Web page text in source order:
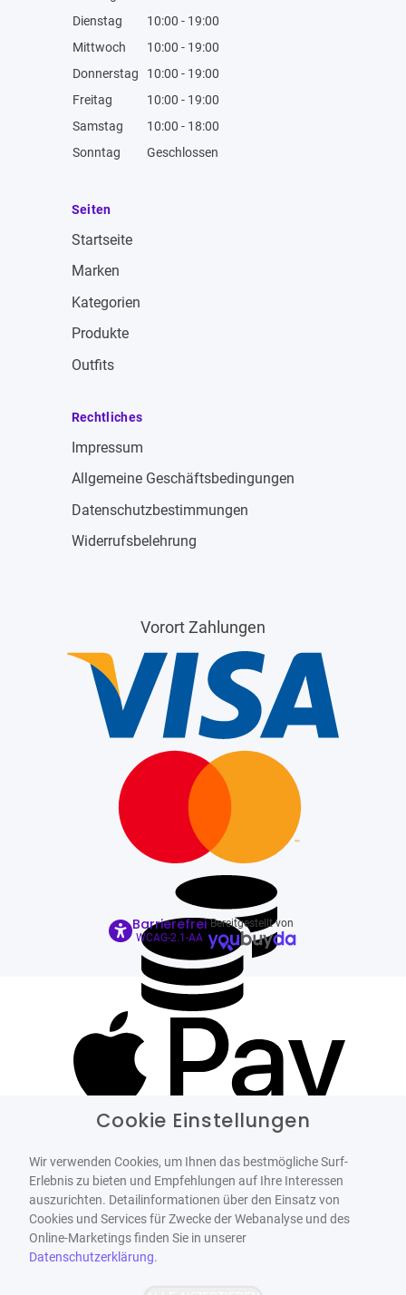
Dienstag
10:00 - 19:00
Mittwoch
10:00 - 19:00
Donnerstag
10:00 - 19:00
Freitag
10:00 - 19:00
Samstag
10:00 - 18:00
Sonntag
Geschlossen
Seiten
Startseite
Marken
Kategorien
Produkte
Outfits
Rechtliches
Impressum
Allgemeine Geschäftsbedingungen
Datenschutzbestimmungen
Widerrufsbelehrung
Vorort Zahlungen
Barrierefrei
WCAG-2.1-AA
Bereitgestellt von
Cookie Einstellungen
Wir verwenden Cookies, um Ihnen das bestmögliche Surf-
Erlebnis zu bieten und Empfehlungen auf Ihre Interessen
auszurichten. Detailinformationen über den Einsatz von
Cookies und Services für Zwecke der Webanalyse und des
Online-Marketings finden Sie in unserer
Datenschutzerklärung.